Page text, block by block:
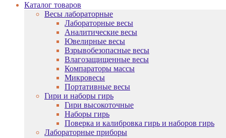
Каталог товаров
Весы лабораторные
Лабораторные весы
Аналитические весы
Ювелирные весы
Взрывобезопасные весы
Влагозащищенные весы
Компараторы массы
Микровесы
Портативные весы
Гири и наборы гирь
Гири высокоточные
Наборы гирь
Поверка и калибровка гирь и наборов гирь
Лабораторные приборы